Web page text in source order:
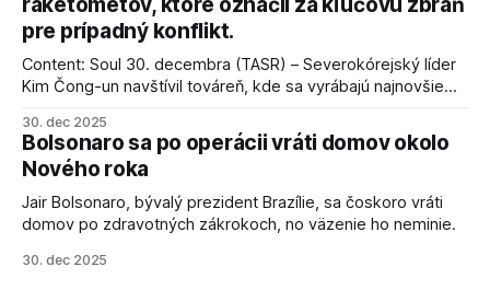
pre prípadný konflikt.
Content: Soul 30. decembra (TASR) – Severokórejský líder
Kim Čong-un navštívil továreň, kde sa vyrábajú najnovšie
schopnosti. Informovali o tom štátne médiá KĽDR, na ktoré
sa odvoláva agentúra AFP.
30. dec 2025
Bolsonaro sa po operácii vráti domov okolo
Nového roka
Jair Bolsonaro, bývalý prezident Brazílie, sa čoskoro vráti
domov po zdravotných zákrokoch, no väzenie ho neminie.
30. dec 2025